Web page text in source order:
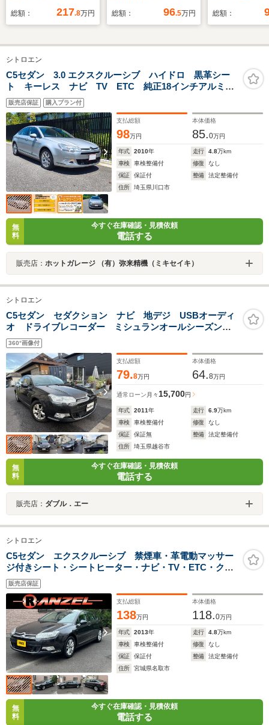
センス/シート 合皮/電
ッドランプ
LED/Bluetooth接
続/ETC/EBD付ABS
総額： 217.8万円
ーナー ミュージック
ワーウィンド キーレ
総額： 96.5万円 総額：
シトロエン
C5セダン 3.0 エクスクルーシブ ハイドロ 黒革シー
ト キーレス ナビ TV ETC 純正18インチアルミホ
イール コンチネンタルタイヤ
販売店保証 購入プラン付
支払総額
98万円
本体価格
85.0万円
年式 2010年 走行 4.8万km
車検
車検整備付 修復
なし
保証
保証付 整備
法定整備付
住所
埼玉県川口市
無
料
今すぐ在庫確認・見積依頼
電話する
販売店： ホットガレージ （有）弥来精機（ミキセイキ）
シトロエン
C5セダン セダクション ナビ 地デジ USBオーディ
オ ドライブレコーダー ミシュランオールシーズンタ
イヤ
360°画像付
支払総額
79.8万円
本体価格
64.8万円
通常ローン 月々 15,700円
年式 2011年 走行 6.9万km
車検
車検整備付 修復
なし
保証
保証無 整備
法定整備付
住所
埼玉県越谷市
無
料
今すぐ在庫確認・見積依頼
電話する
販売店： ダブル．エー
シトロエン
C5セダン エクスクルーシブ 禁煙車・革電動マッサー
ジ付きシート・シートヒーター・ナビ・TV・ETC・クル
ーズコントロール・アイシン製6速オートマ・内装クリー
ニング済み・外装ポリッシュ仕上コーテイング施工済み
艶々
販売店保証
支払総額
138万円
本体価格
118.0万円
年式 2013年 走行 4.8万km
車検
車検整備付 修復
なし
保証
保証付 整備
法定整備付
住所
宮城県名取市
無
料
今すぐ在庫確認・見積依頼
電話する